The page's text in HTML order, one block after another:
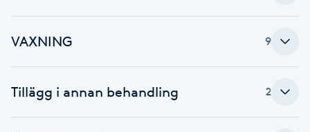
Katun fransar
VAXNING 9
Tillägg i annan behandling 2